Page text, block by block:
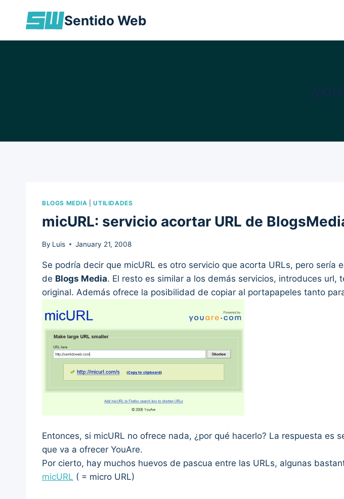
Sentido Web
BLOGS MEDIA |UTILIDADES
micURL: servicio acortar URL de
By Luis January 21, 2008
Se podría decir que micURL es otro servicio que acorta URLs, pero sería
de Blogs Media. El resto es similar a los demás servicios, introduces
original. Además ofrece la posibilidad de copiar al portapapeles tanto
Entonces, si micURL no ofrece nada, ¿por qué hacerlo? La respuesta es
que va a ofrecer YouAre.
Por cierto, hay muchos huevos de pascua entre las URLs, algunas
micURL ( = micro URL)